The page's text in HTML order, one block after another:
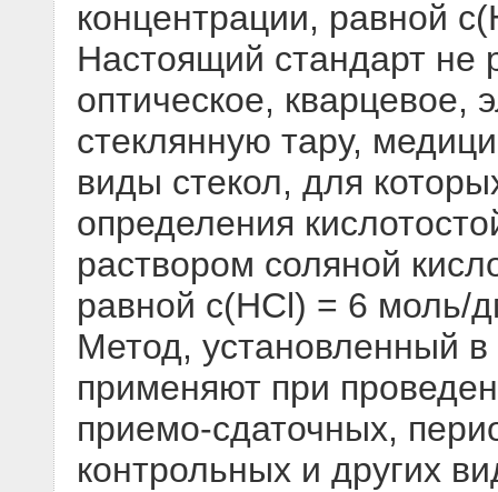
концентрации, равной
Настоящий стандарт не
оптическое, кварцевое,
стеклянную тару,
виды стекол, для
определения
раствором соляной
равной с(HCl) = 6 моль/
Метод, установленный
применяют при
приемо-сдаточных,
контрольных и других